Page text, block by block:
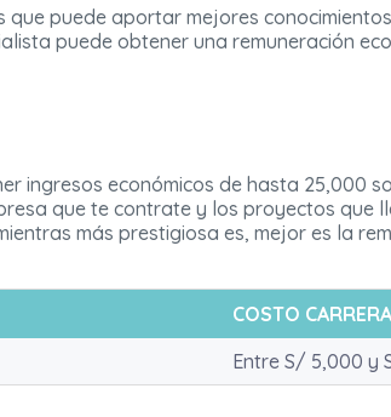
puede aportar mejores
puede obtener una remuneración
ingresos económicos de hasta 25,000
que te contrate y los proyectos que
más prestigiosa es, mejor es la
COSTO CARRERA
Entre S/ 5,000 y